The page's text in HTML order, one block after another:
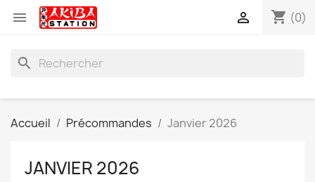
 shopping_cart (0)

search
Accueil Précommandes Janvier 2026
JANVIER 2026